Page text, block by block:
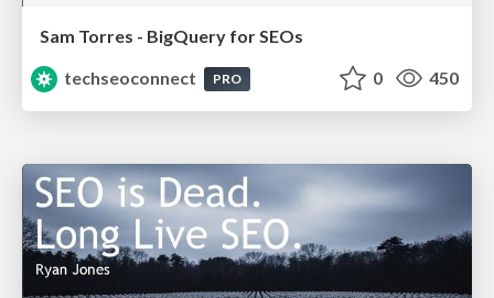
Sam Torres - BigQuery for SEOs
techseoconnect
PRO 0 450